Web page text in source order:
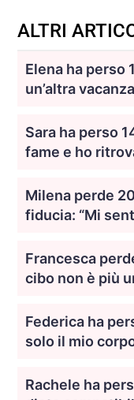
ALTRI
Elena ha perso
un’altra
Sara ha perso
fame e ho
Milena perde
fiducia: “Mi
Francesca
cibo non è più
Federica ha
solo il mio
Rachele ha